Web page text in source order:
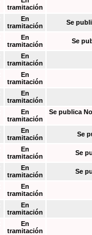
tramitación
En
tramitación
Se
En
tramitación
Se
En
tramitación
En
tramitación
En
tramitación
En
tramitación
Se publica
En
tramitación
Se
En
tramitación
Se
En
tramitación
Se
En
tramitación
En
tramitación
En
tramitación